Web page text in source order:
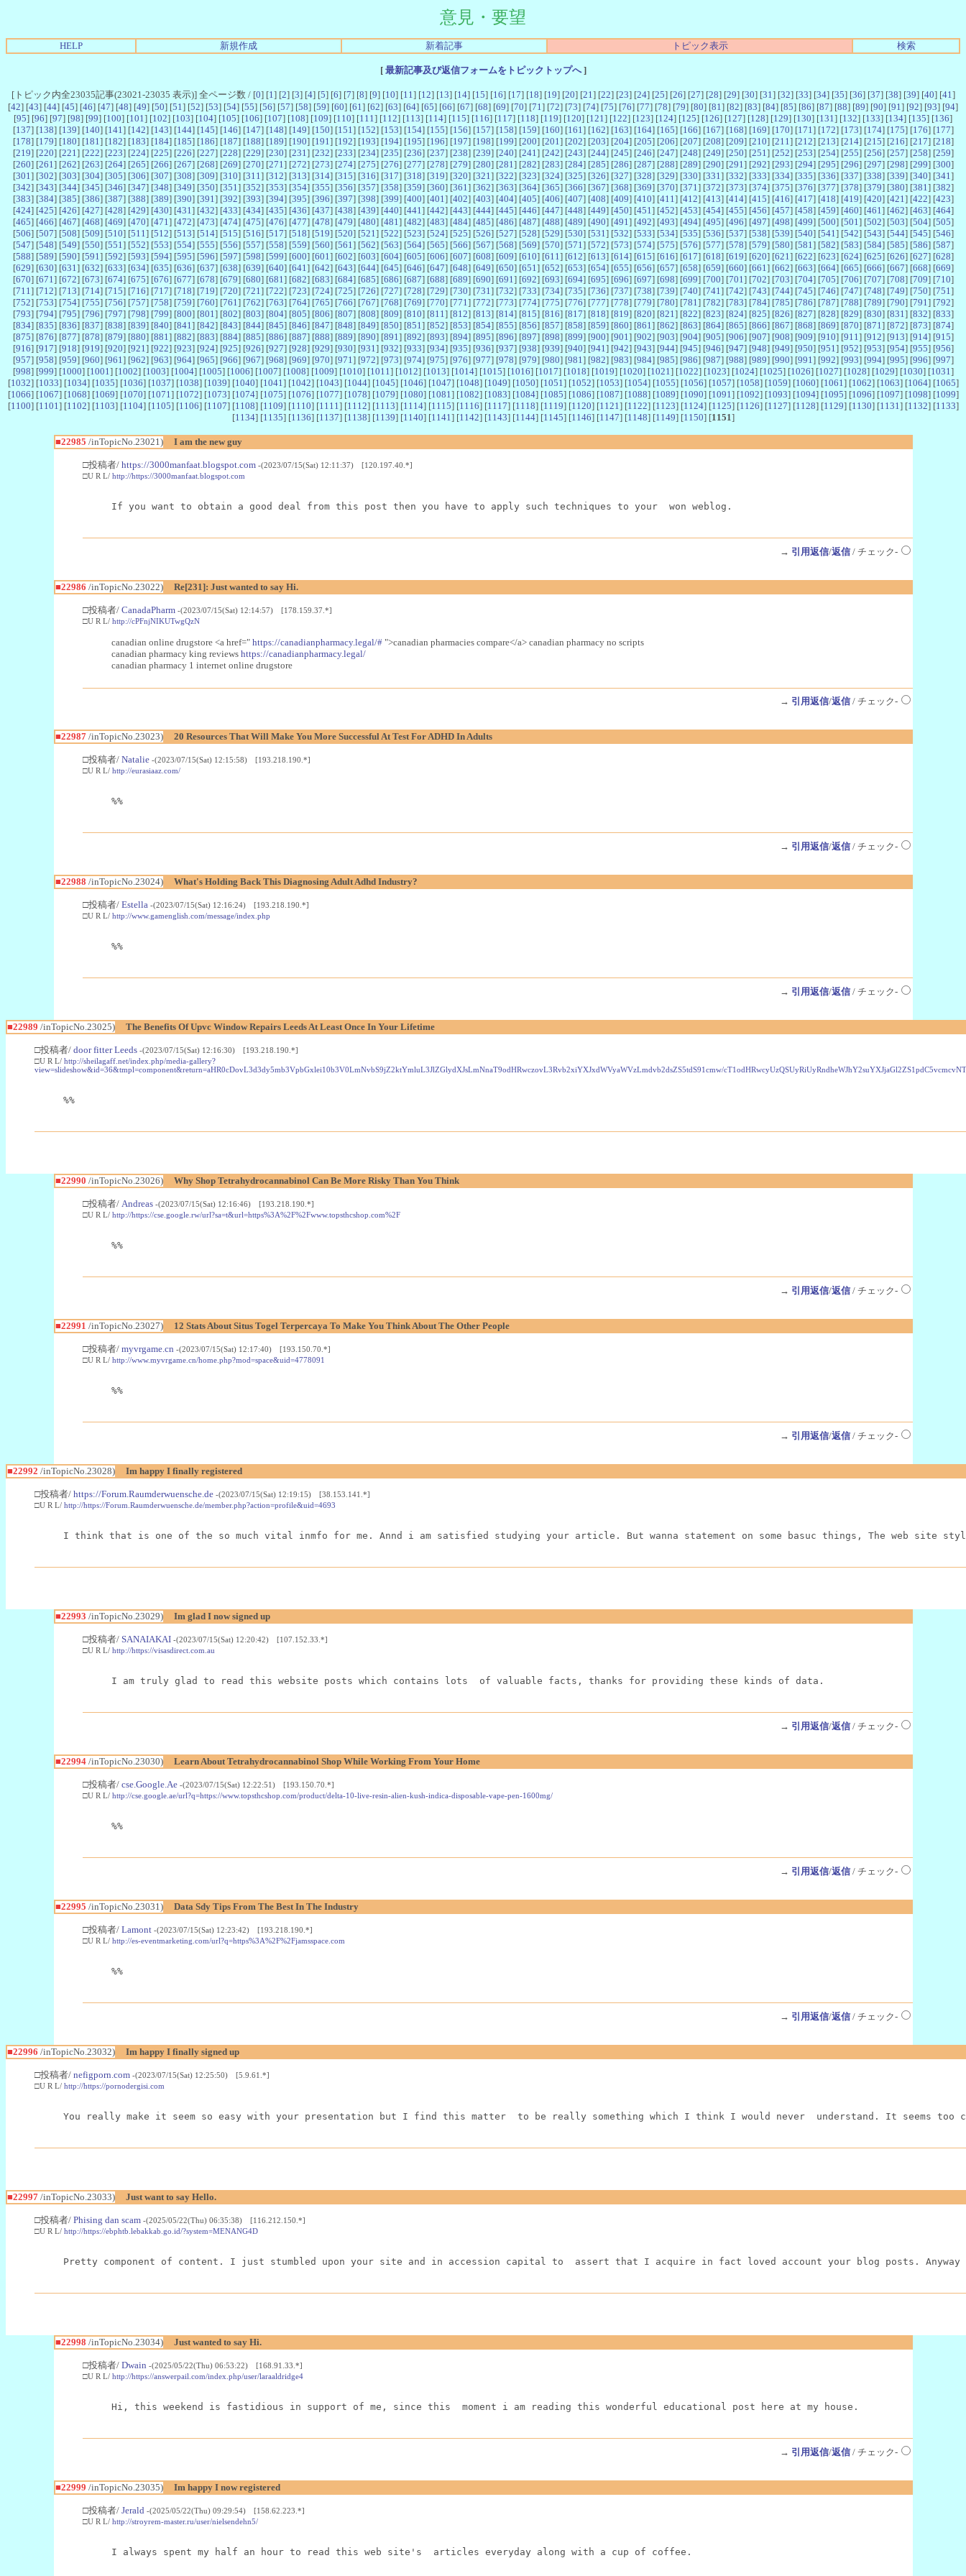
意見・要望
HELP 新規作成 新着記事 トピック表示 検索
[最新記事及び返信フォームをトピックトップへ]
[トピック内全23035記事(23021-23035 表示)] 全ページ数 / [0] [1 ] [2] [3] [4] [5] [6] [7] [8] [9] [10] [11 ] [12] [13] [14] [15] [16] [17] [18] [19] [20] [21 ] [22] [23] [24] [25] [26] [27] [28] [29] [30] [31 ] [32] [33] [34] [35] [36] [37] [38] [39] [40] [41 ]
[42] [43] [44] [45] [46] [47] [48] [49] [50] [51 ] [52] [53] [54] [55] [56] [57] [58] [59] [60] [61 ] [62] [63] [64] [65] [66] [67] [68] [69] [70] [71 ] [72] [73] [74] [75] [76] [77] [78] [79] [80] [81 ] [82] [83] [84] [85] [86] [87] [88] [89] [90] [91 ] [92] [93] [94]
[95] [96] [97] [98] [99] [100] [101 ] [102] [103] [104] [105] [106] [107] [108] [109] [110] [111 ] [112] [113] [114] [115] [116] [117] [118] [119] [120] [121 ] [122] [123] [124] [125] [126] [127] [128] [129] [130] [131 ] [132] [133] [134] [135] [136]
[137] [138] [139] [140] [141 ] [142] [143] [144] [145] [146] [147] [148] [149] [150] [151 ] [152] [153] [154] [155] [156] [157] [158] [159] [160] [161 ] [162] [163] [164] [165] [166] [167] [168] [169] [170] [171 ] [172] [173] [174] [175] [176] [177]
[178] [179] [180] [181 ] [182] [183] [184] [185] [186] [187] [188] [189] [190] [191 ] [192] [193] [194] [195] [196] [197] [198] [199] [200] [201 ] [202] [203] [204] [205] [206] [207] [208] [209] [210] [211 ] [212] [213] [214] [215] [216] [217] [218]
[219] [220] [221 ] [222] [223] [224] [225] [226] [227] [228] [229] [230] [231 ] [232] [233] [234] [235] [236] [237] [238] [239] [240] [241 ] [242] [243] [244] [245] [246] [247] [248] [249] [250] [251 ] [252] [253] [254] [255] [256] [257] [258] [259]
[260] [261 ] [262] [263] [264] [265] [266] [267] [268] [269] [270] [271 ] [272] [273] [274] [275] [276] [277] [278] [279] [280] [281 ] [282] [283] [284] [285] [286] [287] [288] [289] [290] [291 ] [292] [293] [294] [295] [296] [297] [298] [299] [300]
[301 ] [302] [303] [304] [305] [306] [307] [308] [309] [310] [311 ] [312] [313] [314] [315] [316] [317] [318] [319] [320] [321 ] [322] [323] [324] [325] [326] [327] [328] [329] [330] [331 ] [332] [333] [334] [335] [336] [337] [338] [339] [340] [341 ]
[342] [343] [344] [345] [346] [347] [348] [349] [350] [351 ] [352] [353] [354] [355] [356] [357] [358] [359] [360] [361 ] [362] [363] [364] [365] [366] [367] [368] [369] [370] [371 ] [372] [373] [374] [375] [376] [377] [378] [379] [380] [381 ] [382]
[383] [384] [385] [386] [387] [388] [389] [390] [391 ] [392] [393] [394] [395] [396] [397] [398] [399] [400] [401 ] [402] [403] [404] [405] [406] [407] [408] [409] [410] [411 ] [412] [413] [414] [415] [416] [417] [418] [419] [420] [421 ] [422] [423]
[424] [425] [426] [427] [428] [429] [430] [431 ] [432] [433] [434] [435] [436] [437] [438] [439] [440] [441 ] [442] [443] [444] [445] [446] [447] [448] [449] [450] [451 ] [452] [453] [454] [455] [456] [457] [458] [459] [460] [461 ] [462] [463] [464]
[465] [466] [467] [468] [469] [470] [471 ] [472] [473] [474] [475] [476] [477] [478] [479] [480] [481 ] [482] [483] [484] [485] [486] [487] [488] [489] [490] [491 ] [492] [493] [494] [495] [496] [497] [498] [499] [500] [501 ] [502] [503] [504] [505]
[506] [507] [508] [509] [510] [511 ] [512] [513] [514] [515] [516] [517] [518] [519] [520] [521 ] [522] [523] [524] [525] [526] [527] [528] [529] [530] [531 ] [532] [533] [534] [535] [536] [537] [538] [539] [540] [541 ] [542] [543] [544] [545] [546]
[547] [548] [549] [550] [551 ] [552] [553] [554] [555] [556] [557] [558] [559] [560] [561 ] [562] [563] [564] [565] [566] [567] [568] [569] [570] [571 ] [572] [573] [574] [575] [576] [577] [578] [579] [580] [581 ] [582] [583] [584] [585] [586] [587]
[588] [589] [590] [591 ] [592] [593] [594] [595] [596] [597] [598] [599] [600] [601 ] [602] [603] [604] [605] [606] [607] [608] [609] [610] [611 ] [612] [613] [614] [615] [616] [617] [618] [619] [620] [621 ] [622] [623] [624] [625] [626] [627] [628]
[629] [630] [631 ] [632] [633] [634] [635] [636] [637] [638] [639] [640] [641 ] [642] [643] [644] [645] [646] [647] [648] [649] [650] [651 ] [652] [653] [654] [655] [656] [657] [658] [659] [660] [661 ] [662] [663] [664] [665] [666] [667] [668] [669]
[670] [671 ] [672] [673] [674] [675] [676] [677] [678] [679] [680] [681 ] [682] [683] [684] [685] [686] [687] [688] [689] [690] [691 ] [692] [693] [694] [695] [696] [697] [698] [699] [700] [701 ] [702] [703] [704] [705] [706] [707] [708] [709] [710]
[711 ] [712] [713] [714] [715] [716] [717] [718] [719] [720] [721 ] [722] [723] [724] [725] [726] [727] [728] [729] [730] [731 ] [732] [733] [734] [735] [736] [737] [738] [739] [740] [741 ] [742] [743] [744] [745] [746] [747] [748] [749] [750] [751 ]
[752] [753] [754] [755] [756] [757] [758] [759] [760] [761 ] [762] [763] [764] [765] [766] [767] [768] [769] [770] [771 ] [772] [773] [774] [775] [776] [777] [778] [779] [780] [781 ] [782] [783] [784] [785] [786] [787] [788] [789] [790] [791 ] [792]
[793] [794] [795] [796] [797] [798] [799] [800] [801 ] [802] [803] [804] [805] [806] [807] [808] [809] [810] [811 ] [812] [813] [814] [815] [816] [817] [818] [819] [820] [821 ] [822] [823] [824] [825] [826] [827] [828] [829] [830] [831 ] [832] [833]
[834] [835] [836] [837] [838] [839] [840] [841 ] [842] [843] [844] [845] [846] [847] [848] [849] [850] [851 ] [852] [853] [854] [855] [856] [857] [858] [859] [860] [861 ] [862] [863] [864] [865] [866] [867] [868] [869] [870] [871 ] [872] [873] [874]
[875] [876] [877] [878] [879] [880] [881 ] [882] [883] [884] [885] [886] [887] [888] [889] [890] [891 ] [892] [893] [894] [895] [896] [897] [898] [899] [900] [901 ] [902] [903] [904] [905] [906] [907] [908] [909] [910] [911 ] [912] [913] [914] [915]
[916] [917] [918] [919] [920] [921 ] [922] [923] [924] [925] [926] [927] [928] [929] [930] [931 ] [932] [933] [934] [935] [936] [937] [938] [939] [940] [941 ] [942] [943] [944] [945] [946] [947] [948] [949] [950] [951 ] [952] [953] [954] [955] [956]
[957] [958] [959] [960] [961 ] [962] [963] [964] [965] [966] [967] [968] [969] [970] [971 ] [972] [973] [974] [975] [976] [977] [978] [979] [980] [981 ] [982] [983] [984] [985] [986] [987] [988] [989] [990] [991 ] [992] [993] [994] [995] [996] [997]
[998] [999] [1000] [1001 ] [1002] [1003] [1004] [1005] [1006] [1007] [1008] [1009] [1010] [1011 ] [1012] [1013] [1014] [1015] [1016] [1017] [1018] [1019] [1020] [1021 ] [1022] [1023] [1024] [1025] [1026] [1027] [1028] [1029] [1030] [1031 ]
[1032] [1033] [1034] [1035] [1036] [1037] [1038] [1039] [1040] [1041 ] [1042] [1043] [1044] [1045] [1046] [1047] [1048] [1049] [1050] [1051 ] [1052] [1053] [1054] [1055] [1056] [1057] [1058] [1059] [1060] [1061 ] [1062] [1063] [1064] [1065]
[1066] [1067] [1068] [1069] [1070] [1071 ] [1072] [1073] [1074] [1075] [1076] [1077] [1078] [1079] [1080] [1081 ] [1082] [1083] [1084] [1085] [1086] [1087] [1088] [1089] [1090] [1091 ] [1092] [1093] [1094] [1095] [1096] [1097] [1098] [1099]
[1100] [1101 ] [1102] [1103] [1104] [1105] [1106] [1107] [1108] [1109] [1110] [1111 ] [1112] [1113] [1114] [1115] [1116] [1117] [1118] [1119] [1120] [1121 ] [1122] [1123] [1124] [1125] [1126] [1127] [1128] [1129] [1130] [1131 ] [1132] [1133]
[1134] [1135] [1136] [1137] [1138] [1139] [1140] [1141 ] [1142] [1143] [1144] [1145] [1146] [1147] [1148] [1149] [1150] [1151]
■22985 /inTopicNo.23021) I am the new guy
□投稿者/ https://3000manfaat.blogspot.com -(2023/07/15(Sat) 12:11:37) [120.197.40.*]
□U R L/ http://https://3000manfaat.blogspot.com
If you want to obtain a good deal from this post then you have to apply such techniques to your  won weblog.
→ 引用返信/返信/ チェック-
■22986 /inTopicNo.23022) Re[231]: Just wanted to say Hi.
□投稿者/ CanadaPharm -(2023/07/15(Sat) 12:14:57) [178.159.37.*]
□U R L/ http://cPFnjNIKUTwgQzN
canadian online drugstore <a href=" https://canadianpharmacy.legal/#">canadian pharmacies compare</a> canadian pharmacy no scripts
canadian pharmacy king reviews https://canadianpharmacy.legal/
canadian pharmacy 1 internet online drugstore
→ 引用返信/返信/ チェック-
■22987/inTopicNo.23023) 20 Resources That Will Make You More Successful At Test For ADHD In Adults
□投稿者/ Natalie -(2023/07/15(Sat) 12:15:58) [193.218.190.*]
□U R L/ http://eurasiaaz.com/
%%
→ 引用返信/返信/ チェック-
■22988 /inTopicNo.23024) What's Holding Back This Diagnosing Adult Adhd Industry?
□投稿者/ Estella -(2023/07/15(Sat) 12:16:24) [193.218.190.*]
□U R L/ http://www.gamenglish.com/message/index.php
%%
→ 引用返信/返信/ チェック-
■22989 /inTopicNo.23025) The Benefits Of Upvc Window Repairs Leeds At Least Once In Your Lifetime
□投稿者/ door fitter Leeds -(2023/07/15(Sat) 12:16:30) [193.218.190.*]
□U R L/ http://sheilagaff.net/index.php/media-gallery?
view=slideshow&id=36&tmpl=component&return=aHR0cDovL3d3dy5mb3VpbGxlei10b3V0LmNvbS9jZ2ktYmluL3JlZGlydXJsLmNnaT9odHRwczovL3Rvb2xiYXJxdWVyaWVzLmdvb2dsZS5tdS91cmw/
%%
■22990 /inTopicNo.23026) Why Shop Tetrahydrocannabinol Can Be More Risky Than You Think
□投稿者/ Andreas -(2023/07/15(Sat) 12:16:46) [193.218.190.*]
□U R L/ http://https://cse.google.rw/url?sa=t&url=https%3A%2F%2Fwww.topsthcshop.com%2F
%%
→ 引用返信/返信/ チェック-
■22991 /inTopicNo.23027) 12 Stats About Situs Togel Terpercaya To Make You Think About The Other People
□投稿者/ myvrgame.cn -(2023/07/15(Sat) 12:17:40) [193.150.70.*]
□U R L/ http://www.myvrgame.cn/home.php?mod=space&uid=4778091
%%
→ 引用返信/返信/ チェック-
■22992 /inTopicNo.23028) Im happy I finally registered
□投稿者/ https://Forum.Raumderwuensche.de -(2023/07/15(Sat) 12:19:15) [38.153.141.*]
□U R L/ http://https://Forum.Raumderwuensche.de/member.php?action=profile&uid=4693
I think that is one of the so much vital inmfo for me. Annd i am satisfied studying your article. But wanna statement on some basuc things, The web
■22993 /inTopicNo.23029) Im glad I now signed up
□投稿者/ SANAIAKAI -(2023/07/15(Sat) 12:20:42) [107.152.33.*]
□U R L/ http://https://visasdirect.com.au
I am truly glad to read this website posts which contains lots  of valuable facts, thanks for providing these kinds of data.
→ 引用返信/返信/ チェック-
■22994/inTopicNo.23030) Learn About Tetrahydrocannabinol Shop While Working From Your Home
□投稿者/ cse.Google.Ae -(2023/07/15(Sat) 12:22:51) [193.150.70.*]
□U R L/ http://cse.google.ae/url?q=https://www.topsthcshop.com/product/delta-10-live-resin-alien-kush-indica-disposable-vape-pen-1600mg/
%%
→ 引用返信/返信/ チェック-
■22995 /inTopicNo.23031) Data Sdy Tips From The Best In The Industry
□投稿者/ Lamont -(2023/07/15(Sat) 12:23:42) [193.218.190.*]
□U R L/ http://es-eventmarketing.com/url?q=https%3A%2F%2Fjamsspace.com
%%
→ 引用返信/返信/ チェック-
■22996 /inTopicNo.23032) Im happy I finally signed up
□投稿者/ nefigporn.com -(2023/07/15(Sat) 12:25:50) [5.9.61.*]
□U R L/ http://https://pornodergisi.com
You really make it seem so easy with your presentation but I find this matter  to be really something which I think I would never  understand. It seems
■22997 /inTopicNo.23033) Just want to say Hello.
□投稿者/ Phising dan scam -(2025/05/22(Thu) 06:35:38) [116.212.150.*]
□U R L/ http://https://ebphtb.lebakkab.go.id/?system=MENANG4D
Pretty component of content. I just stumbled upon your site and in accession capital to  assert that I acquire in fact loved account your blog posts.
■22998 /inTopicNo.23034) Just wanted to say Hi.
□投稿者/ Dwain -(2025/05/22(Thu) 06:53:22) [168.91.33.*]
□U R L/ http://https://answerpail.com/index.php/user/laraaldridge4
Hi, this weekend is fastidious in support of me, since this  moment i am reading this wonderful educational post here at my house.
→ 引用返信/返信/ チェック-
■22999 /inTopicNo.23035) Im happy I now registered
□投稿者/ Jerald -(2025/05/22(Thu) 09:29:54) [158.62.223.*]
□U R L/ http://stroyrem-master.ru/user/nielsendehn5/
I always spent my half an hour to read this web site's  articles everyday along with a cup of coffee.